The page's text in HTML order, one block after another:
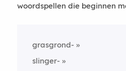
woordspellen die beginnen
grasgrond-
slinger-